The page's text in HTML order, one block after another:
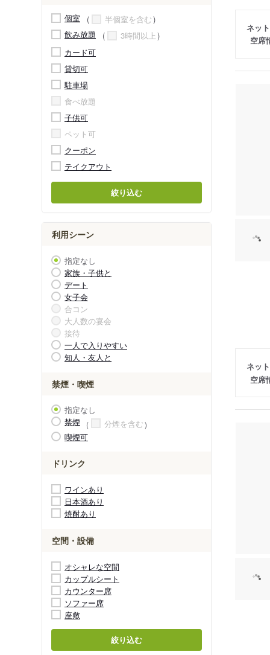
個室
半個室を含む
飲み放題
3時間以上
カード可
貸切可
駐車場
食べ放題
子供可
ペット可
クーポン
テイクアウト
絞り込む
利用シーン
指定なし
家族・子供と
デート
女子会
合コン
大人数の宴会
接待
一人で入りやすい
知人・友人と
禁煙・喫煙
指定なし
禁煙
分煙を含む
喫煙可
ドリンク
ワインあり
日本酒あり
焼酎あり
空間・設備
オシャレな空間
カップルシート
カウンター席
ソファー席
座敷
絞り込む
ネッ
空席
ネッ
空席